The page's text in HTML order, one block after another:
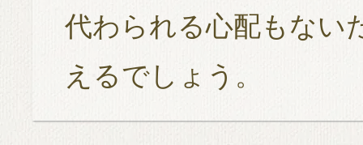
代わられる心配もない
えるでしょう。